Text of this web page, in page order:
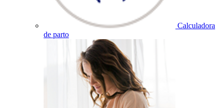
Calculadora
de parto